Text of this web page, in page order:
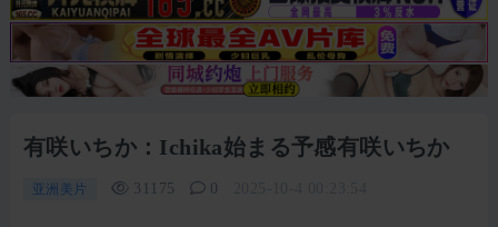
有咲いちか：Ichika始まる予感有咲いちか
亚洲美片 31175 0